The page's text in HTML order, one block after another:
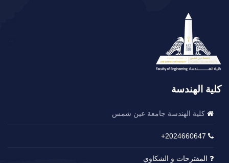
كلية الهندسة
كلية الهندسة جامعة عين شمس
2024660647+
المقترحات و الشكاوي